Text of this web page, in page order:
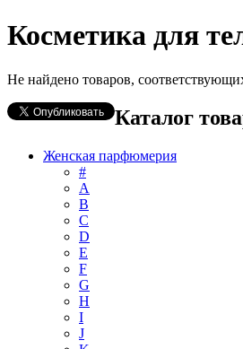
Косметика для
Не найдено товаров,
Каталог
Женская парфюмерия
#
А
B
C
D
E
F
G
H
I
J